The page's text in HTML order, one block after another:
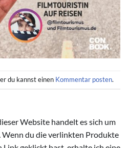
du kannst einen Kommentar posten.
Website handelt es sich um
du die verlinkten Produkte